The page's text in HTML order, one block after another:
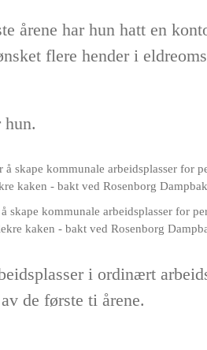
årene har hun hatt en
flere hender i
hun.
kommunale arbeidsplasser for
kaken - bakt ved Rosenborg
i ordinært
de første ti årene.